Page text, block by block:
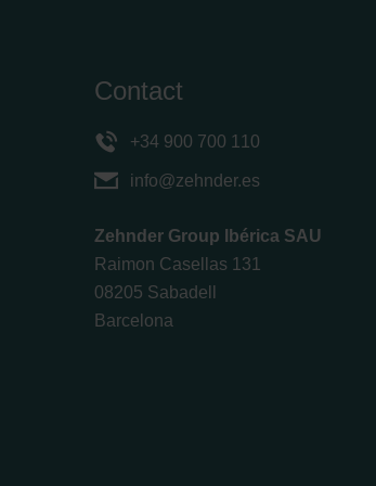
Contact
+34 900 700 110
info@zehnder.es
Zehnder Group Ibérica SAU
Raimon Casellas 131
08205 Sabadell
Barcelona